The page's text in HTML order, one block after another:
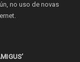
no uso de novas